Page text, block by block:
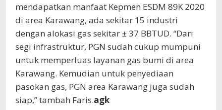
mendapatkan manfaat Kepmen ESDM 89K 2020
di area Karawang, ada sekitar 15 industri
dengan alokasi gas sekitar ± 37 BBTUD. “Dari
segi infrastruktur, PGN sudah cukup mumpuni
untuk memperluas layanan gas bumi di area
Karawang. Kemudian untuk penyediaan
pasokan gas, PGN area Karawang juga sudah
siap,” tambah Faris.agk